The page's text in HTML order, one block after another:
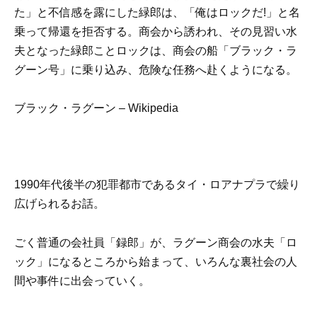
た」と不信感を露にした緑郎は、「俺はロックだ!」と名
乗って帰還を拒否する。商会から誘われ、その見習い水
夫となった緑郎ことロックは、商会の船「ブラック・ラ
グーン号」に乗り込み、危険な任務へ赴くようになる。
ブラック・ラグーン – Wikipedia
1990年代後半の犯罪都市であるタイ・ロアナプラで繰り
広げられるお話。
ごく普通の会社員「録郎」が、ラグーン商会の水夫「ロ
ック」になるところから始まって、いろんな裏社会の人
間や事件に出会っていく。